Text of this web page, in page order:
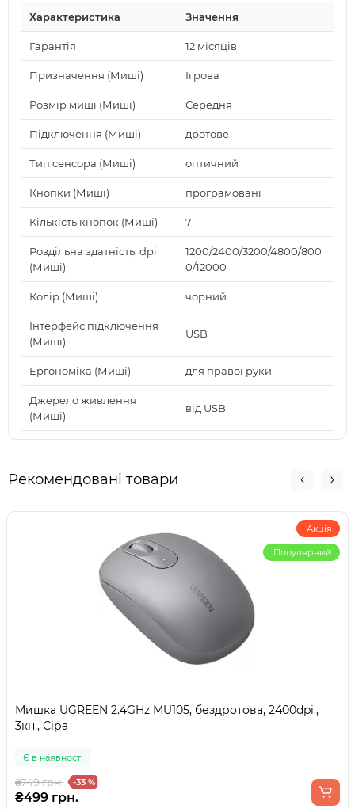
Характеристика Значення
Гарантія 12 місяців
Призначення (Миші) Ігрова
Розмір миші (Миші) Середня
Підключення (Миші) дротове
Тип сенсора (Миші) оптичний
Кнопки (Миші) програмовані
Кількість кнопок (Миші) 7
Роздільна здатність, dpi
(Миші)
1200/2400/3200/4800/800
0/12000
Колір (Миші) чорний
Інтерфейс підключення
(Миші)
USB
Ергономіка (Миші) для правої руки
Джерело живлення
(Миші)
від USB
Рекомендовані товари
Акція
Популярний
Мишка UGREEN 2.4GHz MU105, бездротова, 2400dpi.,
3кн., Сіра
Є в наявності
₴749 грн. -33 %
₴499 грн.